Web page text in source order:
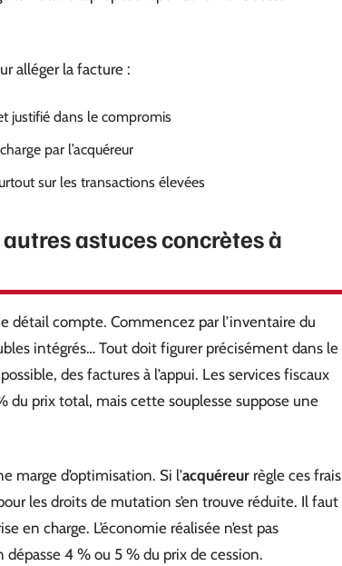
alléger la facture :
justifié dans le compromis
par l’acquéreur
sur les transactions élevées
astuces concrètes à
détail compte. Commencez par l’inventaire du
intégrés… Tout doit figurer précisément dans le
des factures à l’appui. Les services fiscaux
prix total, mais cette souplesse suppose une
marge d’optimisation. Si l’acquéreur règle ces frais
les droits de mutation s’en trouve réduite. Il faut
en charge. L’économie réalisée n’est pas
4 % ou 5 % du prix de cession.